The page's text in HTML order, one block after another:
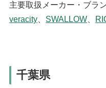
主要取扱メーカー・ブラ
veracity
SWALLOW
千葉県